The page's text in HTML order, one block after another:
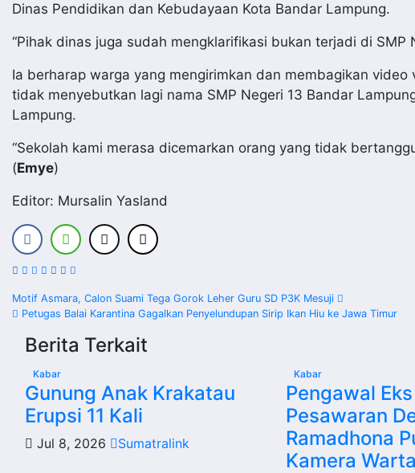
Dinas Pendidikan dan Kebudayaan Kota Bandar Lampung.
“Pihak dinas juga sudah mengklarifikasi bukan terjadi di SMP
Ia berharap warga yang mengirimkan dan membagikan
tidak menyebutkan lagi nama SMP Negeri 13 Bandar
Lampung.
“Sekolah kami merasa dicemarkan orang yang tidak
(Emye)
Editor: Mursalin Yasland
Navigasi
pos
Motif Asmara, Calon Suami Tega Gorok Leher Guru SD P3K Mesuji
Petugas Balai Karantina Gagalkan Penyelundupan Sirip Ikan Hiu ke Jawa Timur
Berita Terkait
Kabar
Gunung Anak Krakatau
Erupsi 11 Kali
Jul 8, 2026 Sumatralink
Kabar
Pengawal
Pesawaran
Ramadhona
Kamera